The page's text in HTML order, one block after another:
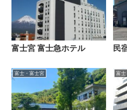
富士宮 富士急ホテル 民
富士・富士宮 富士